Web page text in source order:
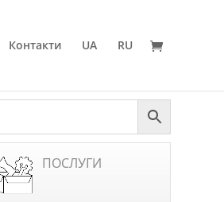
Контакти UA RU
ПОСЛУГИ